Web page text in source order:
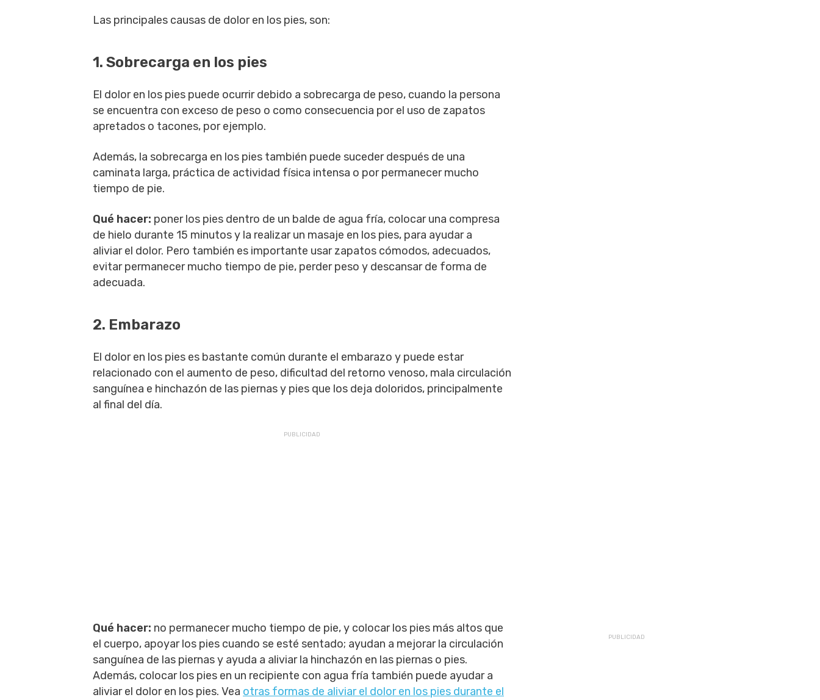
Las principales causas de dolor en los pies, son:
1. Sobrecarga en los pies
El dolor en los pies puede ocurrir debido a sobrecarga de peso, cuando la persona
se encuentra con exceso de peso o como consecuencia por el uso de zapatos
apretados o tacones, por ejemplo.
Además, la sobrecarga en los pies también puede suceder después de una
caminata larga, práctica de actividad física intensa o por permanecer mucho
tiempo de pie.
Qué hacer: poner los pies dentro de un balde de agua fría, colocar una compresa
de hielo durante 15 minutos y la realizar un masaje en los pies, para ayudar a
aliviar el dolor. Pero también es importante usar zapatos cómodos, adecuados,
evitar permanecer mucho tiempo de pie, perder peso y descansar de forma de
adecuada.
2. Embarazo
El dolor en los pies es bastante común durante el embarazo y puede estar
relacionado con el aumento de peso, dificultad del retorno venoso, mala circulación
sanguínea e hinchazón de las piernas y pies que los deja doloridos, principalmente
al final del día.
Qué hacer: no permanecer mucho tiempo de pie, y colocar los pies más altos que
el cuerpo, apoyar los pies cuando se esté sentado; ayudan a mejorar la circulación
sanguínea de las piernas y ayuda a aliviar la hinchazón en las piernas o pies.
Además, colocar los pies en un recipiente con agua fría también puede ayudar a
aliviar el dolor en los pies. Vea otras formas de aliviar el dolor en los pies durante el